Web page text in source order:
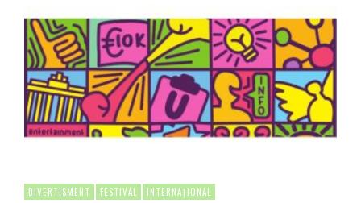
DIVERTISMENT FESTIVAL INTERNAȚIONAL